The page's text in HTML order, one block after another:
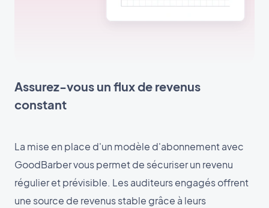
Assurez-vous un flux de revenus
constant
La mise en place d'un modèle d'abonnement avec
GoodBarber vous permet de sécuriser un revenu
régulier et prévisible. Les auditeurs engagés offrent
une source de revenus stable grâce à leurs